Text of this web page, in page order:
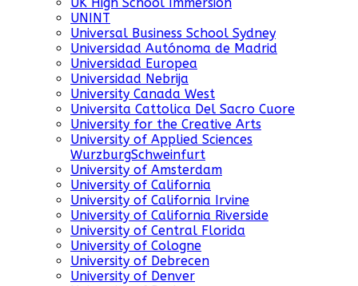
UNINT
Universal Business School Sydney
Universidad Autónoma de Madrid
Universidad Europea
Universidad Nebrija
University Canada West
Universita Cattolica Del Sacro Cuore
University for the Creative Arts
University of Applied Sciences
WurzburgSchweinfurt
University of Amsterdam
University of California
University of California Irvine
University of California Riverside
University of Central Florida
University of Cologne
University of Debrecen
University of Denver